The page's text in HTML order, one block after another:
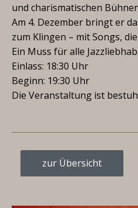
und charismatischen
Am 4. Dezember bringt er
zum Klingen – mit Songs,
Ein Muss für alle
Einlass: 18:30 Uhr
Beginn: 19:30 Uhr
Die Veranstaltung ist
zur Übersicht